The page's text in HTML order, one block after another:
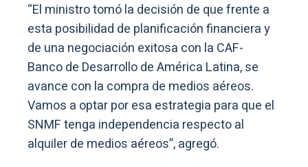
“El ministro tomó la decisión de que frente a
esta posibilidad de planificación financiera y
de una negociación exitosa con la CAF-
Banco de Desarrollo de América Latina, se
avance con la compra de medios aéreos.
Vamos a optar por esa estrategia para que el
SNMF tenga independencia respecto al
alquiler de medios aéreos”, agregó.